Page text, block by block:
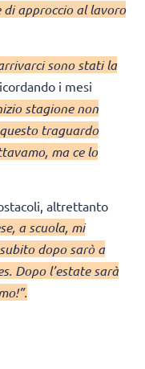
approccio al lavoro
sono stati la
i mesi
stagione non
traguardo
ma ce lo
altrettanto
a scuola, mi
dopo sarò a
Dopo l’estate sarà